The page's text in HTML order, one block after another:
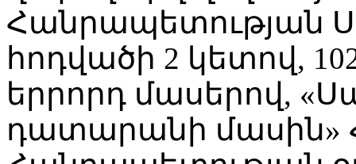
Հանրապետության
հոդվածի 2 կետով,
երրորդ մասերով,
դատարանի մասին»